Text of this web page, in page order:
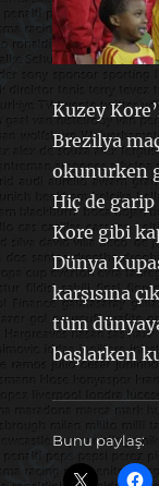
Kuzey
Brezilya
okunurken
Hiç de garip
Kore gibi
Dünya
karşısına
tüm
başlarken
Bunu paylaş: